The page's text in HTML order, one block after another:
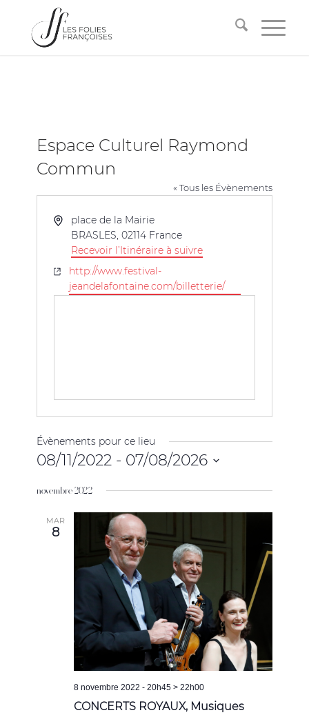
Espace Culturel Raymond
Commun
« Tous les Évènements
Adresseplace de la Mairie
BRASLES, 02114 France
Recevoir l’Itinéraire à suivre
Site
web
http://www.festival-
jeandelafontaine.com/billetterie/
Évènements pour ce lieu
08/11/2022 - 07/08/2026
une
novembre 2022
MAR
8
CONCERTS ROYAUX, Musiques
8 novembre 2022 - 20h45 >22h00